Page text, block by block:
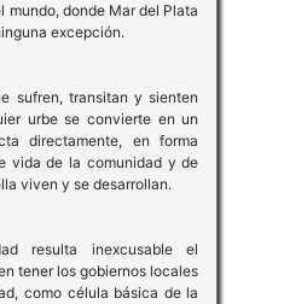
mundo, donde Mar del Plata
excepción.
sufren, transitan y sienten
urbe se convierte en un
directamente, en forma
vida de la comunidad y de
viven y se desarrollan.
resulta inexcusable el
tener los gobiernos locales
como célula básica de la